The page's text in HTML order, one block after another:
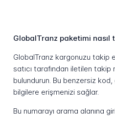
GlobalTranz paketimi nasıl
GlobalTranz kargonuzu takip
satıcı tarafından iletilen takip
bulundurun. Bu benzersiz
bilgilere erişmenizi sağlar.
Bu numarayı arama alanına